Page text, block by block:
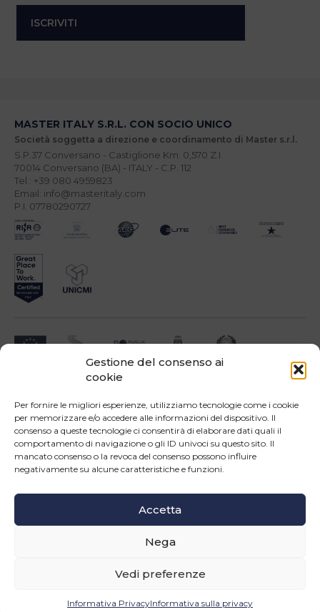
Gestione del consenso ai
cookie
Per fornire le migliori esperienze, utilizziamo tecnologie come i cookie
per memorizzare e/o accedere alle informazioni del dispositivo. Il
consenso a queste tecnologie ci consentirà di elaborare dati quali il
comportamento di navigazione o gli ID univoci su questo sito. Il
mancato consenso o la revoca del consenso possono influire
negativamente su alcune caratteristiche e funzioni.
Accetta
Nega
Vedi preferenze
Informativa PrivacyInformativa sulla privacy
MASTER ITALY S.R.L. CON SOCIO UNICO
Società soggetta a direzione e coordinamento di Master s.r.l.
S.P.37 Conversano - Castiglione Km. 0,570 Z.I.
70014 Conversano (BA) - ITALY - C.P. 112
Tel.: +39 080 4959823
Email: info@masteritaly.com
P.I. 07780290727
Impresa beneficiari ai sensi dell'Avviso INNOPROCESS - interventi di supporto a
Operazione confinanziata dall'Unione Europea - POR Puglia 2014-2020 - Fondo FESR -
© Copyright 2026 Master srl - Tutti i diritti riservati
INFORMAZIONI